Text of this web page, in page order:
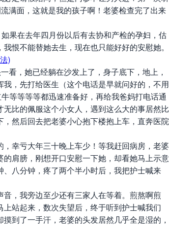
满面，这就是我的孩子啊！老婆检查完了出来
果在去年四月份以后有去协和产检的孕妇，估
恨不能替她去生，现在也只能好好的安慰她。
，她已经躺在沙发上了，身子底下，地上，
，先打给医生（这个电话是早就问好的，不用
等等等等都迅速准备好，再给我爸妈打电话通
比的佩服这个小女人，遇到这么大的事居然比
然后回去把老婆小心抱下楼抱上车，直奔医院
幸亏大年三十晚上车少！等我赶回病房，老婆
肩膀，刚想开口安慰一下她，却看她马上示意
八分钟，疼了两个半小时后，我把护士喊来
，我旁边至少还有三家人在等着。煎熬啊煎
站起来，数次失望后，终于听到护士喊我们
到了一手汗，老婆的头发居然几乎全是湿的，